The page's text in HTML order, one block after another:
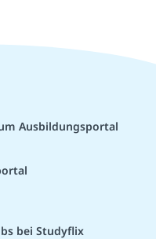
Ausbildungsportal
bei Studyflix